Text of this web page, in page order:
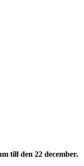
till den 22 december.